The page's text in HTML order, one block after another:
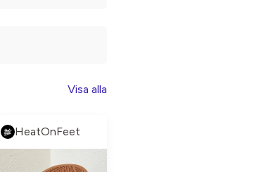
Visa alla
HeatOnFeet